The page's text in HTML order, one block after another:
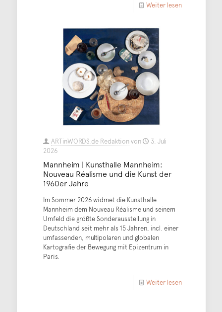
Weiter lesen
ARTinWORDS.de Redaktionvon
3. Juli
2026
Mannheim | Kunsthalle Mannheim:
Nouveau Réalisme und die Kunst der
1960er Jahre
Im Sommer 2026 widmet die Kunsthalle
Mannheim dem Nouveau Réalisme und seinem
Umfeld die größte Sonderausstellung in
Deutschland seit mehr als 15 Jahren, incl. einer
umfassenden, multipolaren und globalen
Kartografie der Bewegung mit Epizentrum in
Paris.
Weiter lesen